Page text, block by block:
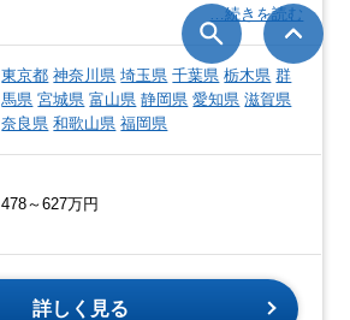
…続きを読む
東京都 神奈川県 埼玉県 千葉県 栃木県 群
馬県 宮城県 富山県 静岡県 愛知県 滋賀県
奈良県 和歌山県 福岡県
478～627万円
詳しく見る